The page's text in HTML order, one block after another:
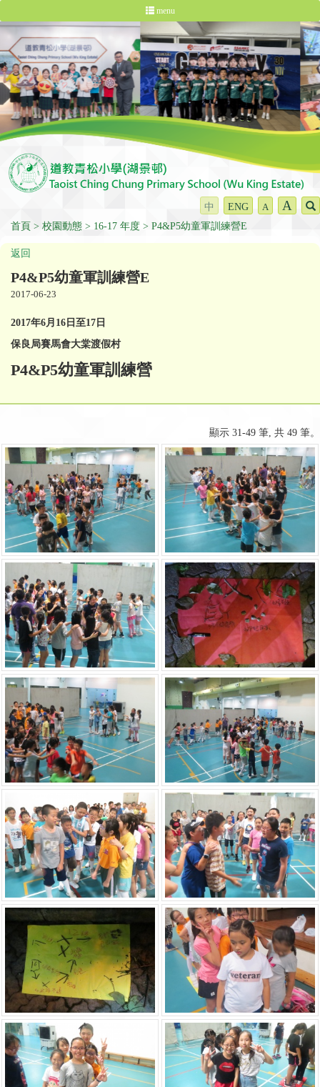
menu
中 ENG A A
首頁 校園動態 16-17 年度 P4&P5幼童軍訓練營E
返回
P4&P5幼童軍訓練營E
2017-06-23
2017年6月 16 日至17 日
保良局賽馬會大棠渡假村
P4&P5幼童軍訓練營
顯示 31-49 筆, 共 49 筆。